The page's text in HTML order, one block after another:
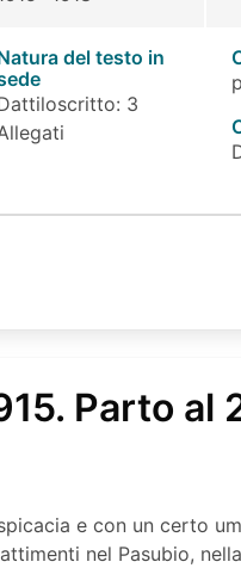
del testo in
3
Parto al
e con un certo
nel Pasubio,